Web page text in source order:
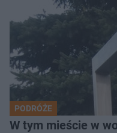
PODRÓŻE
W tym mieście w